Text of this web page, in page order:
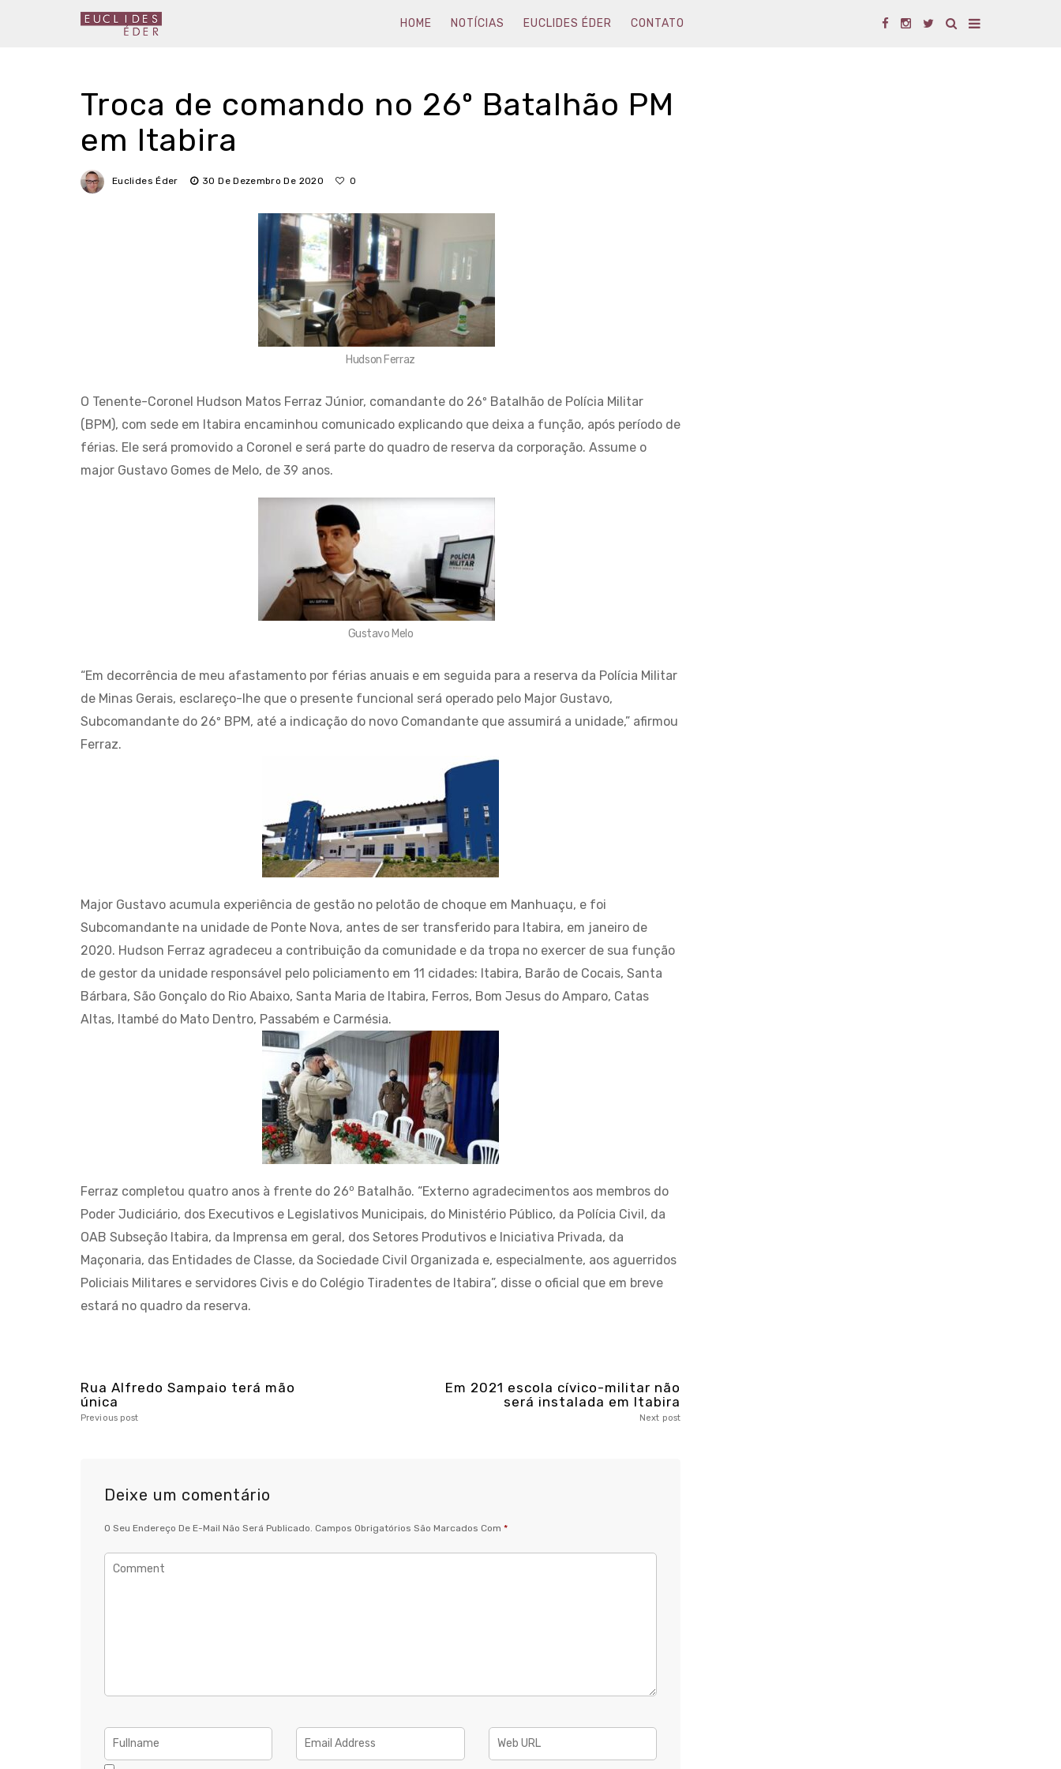
HOME NOTÍCIAS EUCLIDES ÉDER CONTATO
Troca de comando no 26º Batalhão PM
em Itabira
Euclides Éder 30 De Dezembro De 2020 0
Hudson Ferraz
O Tenente-Coronel Hudson Matos Ferraz Júnior, comandante do 26º Batalhão de Polícia Militar
(BPM), com sede em Itabira encaminhou comunicado explicando que deixa a função, após período de
férias. Ele será promovido a Coronel e será parte do quadro de reserva da corporação. Assume o
major Gustavo Gomes de Melo, de 39 anos.
Gustavo Melo
“Em decorrência de meu afastamento por férias anuais e em seguida para a reserva da Polícia Militar
de Minas Gerais, esclareço-lhe que o presente funcional será operado pelo Major Gustavo,
Subcomandante do 26º BPM, até a indicação do novo Comandante que assumirá a unidade,” afirmou
Ferraz.
Major Gustavo acumula experiência de gestão no pelotão de choque em Manhuaçu, e foi
Subcomandante na unidade de Ponte Nova, antes de ser transferido para Itabira, em janeiro de
2020. Hudson Ferraz agradeceu a contribuição da comunidade e da tropa no exercer de sua função
de gestor da unidade responsável pelo policiamento em 11 cidades: Itabira, Barão de Cocais, Santa
Bárbara, São Gonçalo do Rio Abaixo, Santa Maria de Itabira, Ferros, Bom Jesus do Amparo, Catas
Altas, Itambé do Mato Dentro, Passabém e Carmésia.
Ferraz completou quatro anos à frente do 26o Batalhão. “Externo agradecimentos aos membros do
Poder Judiciário, dos Executivos e Legislativos Municipais, do Ministério Público, da Polícia Civil, da
OAB Subseção Itabira, da Imprensa em geral, dos Setores Produtivos e Iniciativa Privada, da
Maçonaria, das Entidades de Classe, da Sociedade Civil Organizada e, especialmente, aos aguerridos
Policiais Militares e servidores Civis e do Colégio Tiradentes de Itabira”, disse o oficial que em breve
estará no quadro da reserva.
Rua Alfredo Sampaio terá mão
única
Previous post
Em 2021 escola cívico-militar não
será instalada em Itabira
Next post
Deixe um comentário
O Seu Endereço De E-Mail Não Será Publicado. Campos Obrigatórios São Marcados Com *